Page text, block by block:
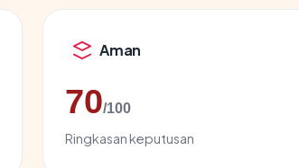
Aman
70/100
Ringkasan keputusan